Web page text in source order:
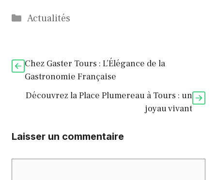
Catégories
Actualités
Chez Gaster Tours : L’Élégance de la
Gastronomie Française
Découvrez la Place Plumereau à Tours : un
joyau vivant
Laisser un commentaire